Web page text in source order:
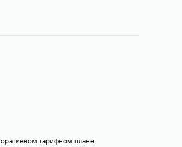
тарифном плане.